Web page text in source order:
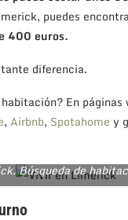
puedes
400 euros.
diferencia.
En páginas
, Airbnb, Spotahome y
Búsqueda de